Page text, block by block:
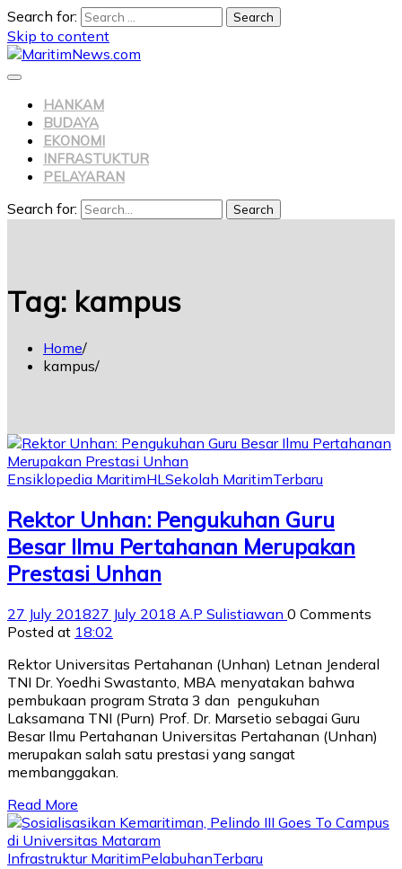
Search for:
Skip to content
HANKAM
BUDAYA
EKONOMI
INFRASTUKTUR
PELAYARAN
Search for: Search
Tag: kampus
Home
kampus
Ensiklopedia MaritimHL Sekolah MaritimTerbaru
Rektor Unhan: Pengukuhan Guru
Besar Ilmu Pertahanan Merupakan
Prestasi Unhan
27 July 201827 July 2018 A.P Sulistiawan 0 Comments
Posted at 18:02
Rektor Universitas Pertahanan (Unhan) Letnan Jenderal
TNI Dr. Yoedhi Swastanto, MBA menyatakan bahwa
pembukaan program Strata 3 dan pengukuhan
Laksamana TNI (Purn) Prof. Dr. Marsetio sebagai Guru
Besar Ilmu Pertahanan Universitas Pertahanan (Unhan)
merupakan salah satu prestasi yang sangat
membanggakan.
Read More
Infrastruktur MaritimPelabuhanTerbaru